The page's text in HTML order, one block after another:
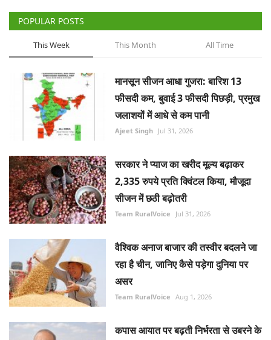
POPULAR POSTS
This Week This Month All Time
मानसून सीजन आधा गुजरा: बारिश 13
फीसदी कम, बुवाई 3 फीसदी पिछड़ी, प्रमुख
जलाशयों में आधे से कम पानी
Ajeet Singh Jul 31, 2026
सरकार ने प्याज का खरीद मूल्य बढ़ाकर
2,335 रुपये प्रति क्विंटल किया, मौजूदा
सीजन में छठी बढ़ोतरी
Team RuralVoice Jul 31, 2026
वैश्विक अनाज बाजार की तस्वीर बदलने जा
रहा है चीन, जानिए कैसे पड़ेगा दुनिया पर
असर
Team RuralVoice Aug 1, 2026
कपास आयात पर बढ़ती निर्भरता से उबरने के